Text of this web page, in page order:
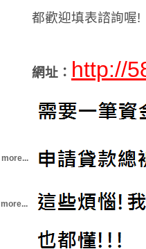
more...
more...
都歡迎填表諮詢喔!
網址： http://